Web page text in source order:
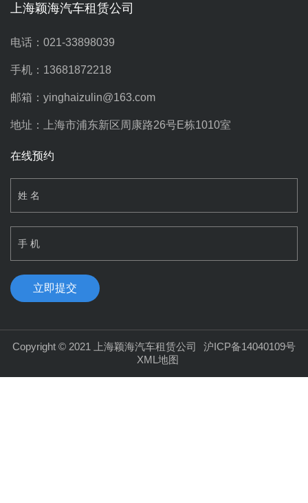
上海颖海汽车租赁公司
电话：021-33898039
手机：13681872218
邮箱：yinghaizulin@163.com
地址：上海市浦东新区周康路26号E栋1010室
在线预约
Copyright © 2021 上海颖海汽车租赁公司
沪ICP备14040109号
XML地图